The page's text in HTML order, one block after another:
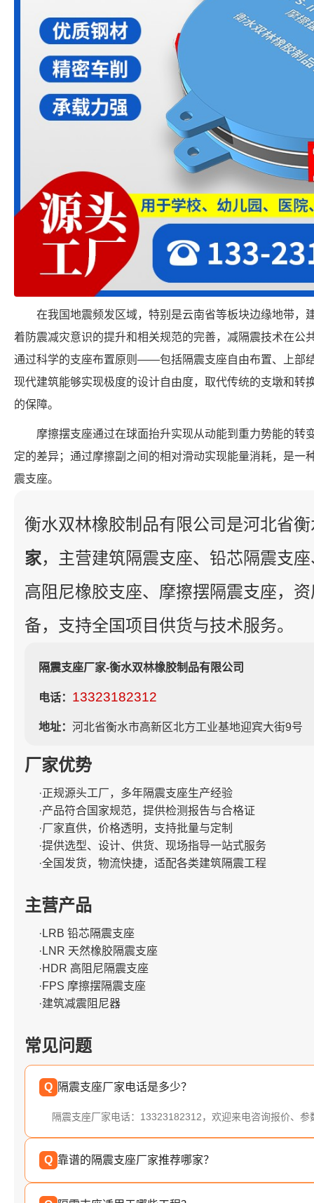
在我国地震频发区域，特别是云南省等板块边缘地带，
着防震减灾意识的提升和相关规范的完善，减隔震技术在公
通过科学的支座布置原则——包括隔震支座自由布置、上
现代建筑能够实现极度的设计自由度，取代传统的支墩和转
的保障。
摩擦摆支座通过在球面抬升实现从动能到重力势能的转
定的差异；通过摩擦副之间的相对滑动实现能量消耗，是一
震支座。
衡水双林橡胶制品有限公司是河北省
家，主营建筑隔震支座、铅芯隔震支
高阻尼橡胶支座、摩擦摆隔震支座，
备，支持全国项目供货与技术服务。
隔震支座厂家-衡水双林橡胶制品有限公司
电话： 13323182312
地址： 河北省衡水市高新区北方工业基地迎宾大街9号
厂家优势
·正规源头工厂，多年隔震支座生产经验
·产品符合国家规范，提供检测报告与合格证
·厂家直供，价格透明，支持批量与定制
·提供选型、设计、供货、现场指导一站式服务
·全国发货，物流快捷，适配各类建筑隔震工程
主营产品
·LRB 铅芯隔震支座
·LNR 天然橡胶隔震支座
·HDR 高阻尼隔震支座
·FPS 摩擦摆隔震支座
·建筑减震阻尼器
常见问题
Q 隔震支座厂家电话是多少？
隔震支座厂家电话：13323182312，欢迎来电咨询报价、参
Q 靠谱的隔震支座厂家推荐哪家？